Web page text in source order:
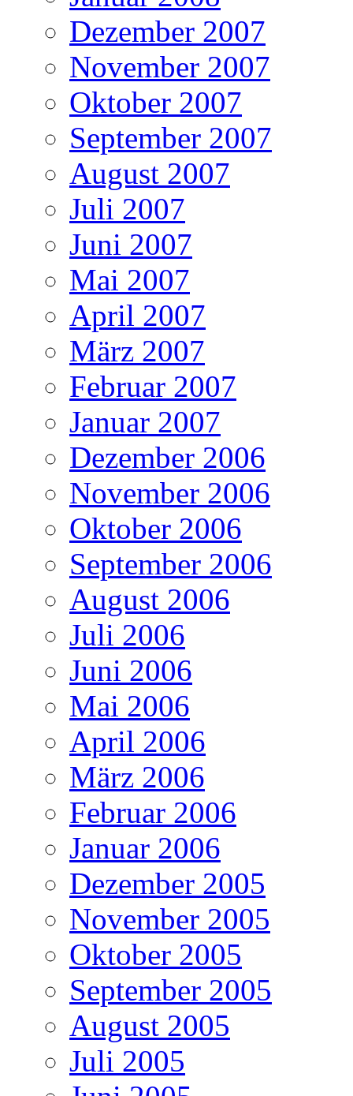
Dezember 2007
November 2007
Oktober 2007
September 2007
August 2007
Juli 2007
Juni 2007
Mai 2007
April 2007
März 2007
Februar 2007
Januar 2007
Dezember 2006
November 2006
Oktober 2006
September 2006
August 2006
Juli 2006
Juni 2006
Mai 2006
April 2006
März 2006
Februar 2006
Januar 2006
Dezember 2005
November 2005
Oktober 2005
September 2005
August 2005
Juli 2005